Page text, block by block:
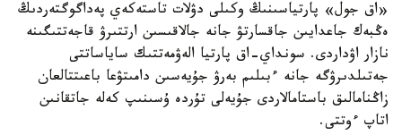
«اق جول» پارتياسىنىڭ وكىلى دۋلات تاستەكەي پەداگوگتەردىڭ
ەڭبەك جاعدايىن جاقسارتۋ جانە جالاقىسىن ارتتىرۋ قاجەتتىگىنە
نازار اۋداردى. سونداي-اق پارتيا الەۋمەتتىك ساياساتتى
جەتىلدىرۋگە جانە ءبىلىم بەرۋ جۇيەسىن دامىتۋعا باعىتتالعان
زاڭنامالىق باستامالاردى جۇيەلى تۇردە ۇسىنىپ كەلە جاتقانىن
اتاپ ءوتتى.